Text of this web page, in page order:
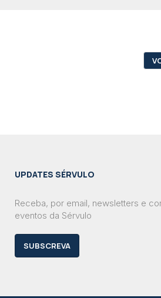
UPDATES SÉRVULO
Receba, por email, newsletters e
eventos da Sérvulo
SUBSCREVA